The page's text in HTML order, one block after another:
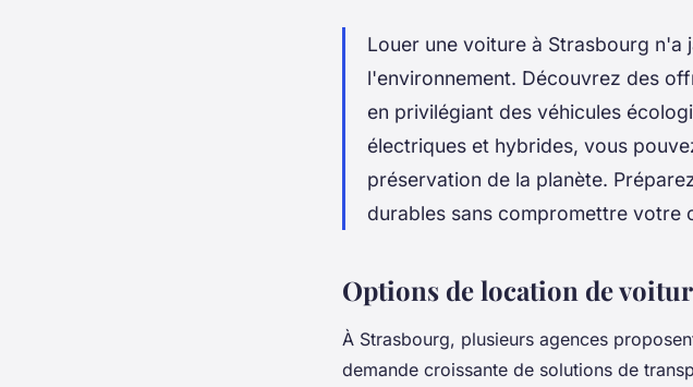
Louer une voiture à Strasbourg n'a
l'environnement. Découvrez des
en privilégiant des véhicules
électriques et hybrides, vous
préservation de la planète.
durables sans compromettre votre
Options de location de
À Strasbourg, plusieurs agences
demande croissante de solutions de